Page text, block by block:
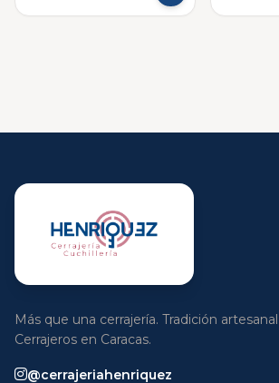
Más que una cerrajería. Tradición
Cerrajeros en Caracas.
@cerrajeriahenriquez